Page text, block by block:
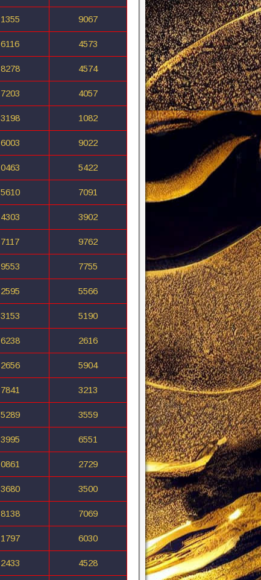
1355 9067
6116 4573
8278 4574
7203 4057
3198 1082
6003 9022
0463 5422
5610 7091
4303 3902
7117 9762
9553 7755
2595 5566
3153 5190
6238 2616
2656 5904
7841 3213
5289 3559
3995 6551
0861 2729
3680 3500
8138 7069
1797 6030
2433 4528